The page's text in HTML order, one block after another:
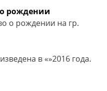
рождении
о рождении на гр.
в «»2016 года.